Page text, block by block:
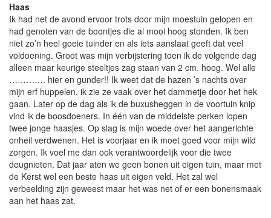
Haas
Ik had net de avond ervoor trots door mijn moestuin gelopen en
had genoten van de boontjes die al mooi hoog stonden. Ik ben
niet zo’n heel goeie tuinder en als iets aanslaat geeft dat veel
voldoening. Groot was mijn verbijstering toen ik de volgende dag
alleen maar keurige steeltjes zag staan van 2 cm. hoog. Wel alle
…………. hier en gunder!! Ik weet dat de hazen ’s nachts over
mijn erf huppelen, ik zie ze vaak over het dammetje door het hek
gaan. Later op de dag als ik de buxusheggen in de voortuin knip
vind ik de boosdoeners. In één van de middelste perken lopen
twee jonge haasjes. Op slag is mijn woede over het aangerichte
onheil verdwenen. Het is voorjaar en ik moet goed voor mijn wild
zorgen. Ik voel me dan ook verantwoordelijk voor die twee
deugnieten. Dat jaar aten we geen bonen uit eigen tuin, maar met
de Kerst wel een beste haas uit eigen veld. Het zal wel
verbeelding zijn geweest maar het was net of er een bonensmaak
aan het haas zat.